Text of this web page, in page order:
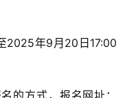
2025年9月20日17:00